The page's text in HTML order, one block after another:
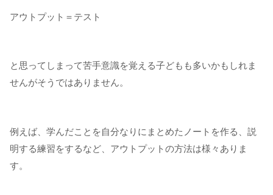
アウトプット＝テスト
と思ってしまって苦手意識を覚える子どもも多いかもしれま
せんがそうではありません。
例えば、学んだことを自分なりにまとめたノートを作る、説
明する練習をするなど、アウトプットの方法は様々ありま
す。